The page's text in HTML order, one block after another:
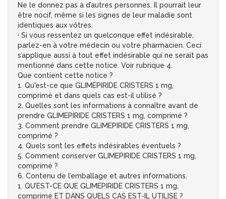
Ne le donnez pas à d’autres personnes. Il pourrait leur
être nocif, même si les signes de leur maladie sont
identiques aux vôtres.
· Si vous ressentez un quelconque effet indésirable,
parlez-en à votre médecin ou votre pharmacien. Ceci
s’applique aussi à tout effet indésirable qui ne serait pas
mentionné dans cette notice. Voir rubrique 4.
Que contient cette notice ?
1. Qu'est-ce que GLIMEPIRIDE CRISTERS 1 mg,
comprimé et dans quels cas est-il utilisé ?
2. Quelles sont les informations à connaître avant de
prendre GLIMEPIRIDE CRISTERS 1 mg, comprimé ?
3. Comment prendre GLIMEPIRIDE CRISTERS 1 mg,
comprimé ?
4. Quels sont les effets indésirables éventuels ?
5. Comment conserver GLIMEPIRIDE CRISTERS 1 mg,
comprimé ?
6. Contenu de l’emballage et autres informations.
1. QU’EST-CE QUE GLIMEPIRIDE CRISTERS 1 mg,
comprimé ET DANS QUELS CAS EST-IL UTILISE ?